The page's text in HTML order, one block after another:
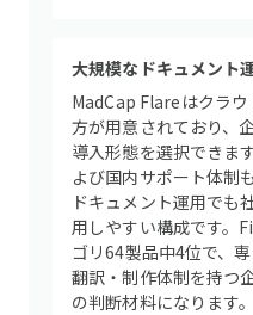
大規模なドキュメント
MadCap Flareはクラ
方が用意されており、
導入形態を選択できま
よび国内サポート体制
ドキュメント運用でも
用しやすい構成です。
ゴリ64製品中4位で、
翻訳・制作体制を持つ
の判断材料になります。